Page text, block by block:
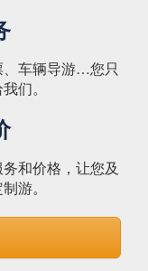
、车辆导游…您只
们。
和价格，让您及
游。